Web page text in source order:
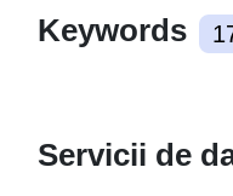
Keywords
Servicii de